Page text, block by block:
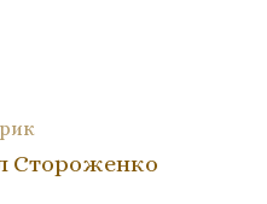
Стороженко